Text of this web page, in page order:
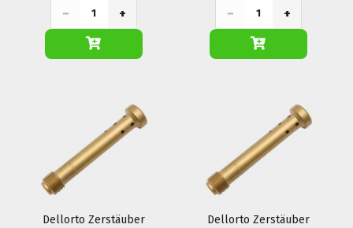
− + − +
Dellorto Zerstäuber
Dellorto Zerstäuber